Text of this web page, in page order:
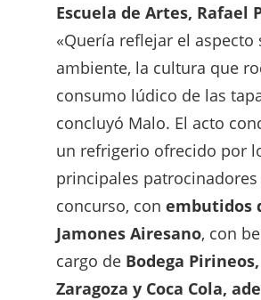
Escuela de Artes, Rafael
«Quería reflejar el aspecto
ambiente, la cultura que
consumo lúdico de las
concluyó Malo. El acto
un refrigerio ofrecido por
principales patrocinadores
concurso, con embutidos
Jamones Airesano, con
cargo de Bodega
Zaragoza y Coca Cola,